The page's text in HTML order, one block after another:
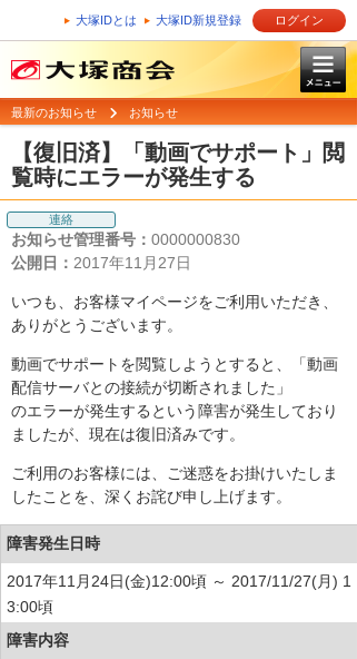
大塚IDとは 大塚ID新規登録 ログイン
最新のお知らせ お知らせ
【復旧済】「動画でサポート」閲
覧時にエラーが発生する
連絡
お知らせ管理番号： 0000000830
公開日： 2017年11月27日
いつも、お客様マイページをご利用いただき、
ありがとうございます。
動画でサポートを閲覧しようとすると、「動画
配信サーバとの接続が切断されました」
のエラーが発生するという障害が発生しており
ましたが、現在は復旧済みです。
ご利用のお客様には、ご迷惑をお掛けいたしま
したことを、深くお詫び申し上げます。
障害発生日時
2017年11月24日(金)12:00頃 ～ 2017/11/27(月) 1
3:00頃
障害内容